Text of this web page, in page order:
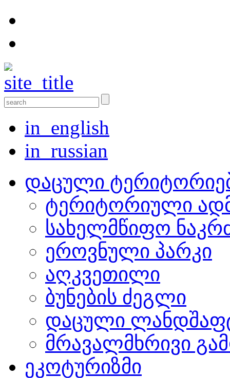
in_english
in_russian
დაცული
ტერიტორიული
სახელმწიფო
ეროვნული პარკი
აღკვეთილი
ბუნების ძეგლი
დაცული
მრავალმხრივი
ეკოტურიზმი